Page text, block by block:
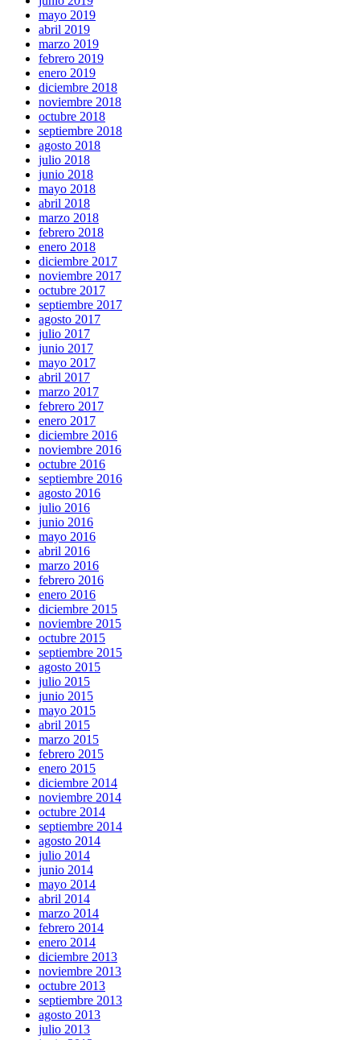
mayo 2019
abril 2019
marzo 2019
febrero 2019
enero 2019
diciembre 2018
noviembre 2018
octubre 2018
septiembre 2018
agosto 2018
julio 2018
junio 2018
mayo 2018
abril 2018
marzo 2018
febrero 2018
enero 2018
diciembre 2017
noviembre 2017
octubre 2017
septiembre 2017
agosto 2017
julio 2017
junio 2017
mayo 2017
abril 2017
marzo 2017
febrero 2017
enero 2017
diciembre 2016
noviembre 2016
octubre 2016
septiembre 2016
agosto 2016
julio 2016
junio 2016
mayo 2016
abril 2016
marzo 2016
febrero 2016
enero 2016
diciembre 2015
noviembre 2015
octubre 2015
septiembre 2015
agosto 2015
julio 2015
junio 2015
mayo 2015
abril 2015
marzo 2015
febrero 2015
enero 2015
diciembre 2014
noviembre 2014
octubre 2014
septiembre 2014
agosto 2014
julio 2014
junio 2014
mayo 2014
abril 2014
marzo 2014
febrero 2014
enero 2014
diciembre 2013
noviembre 2013
octubre 2013
septiembre 2013
agosto 2013
julio 2013